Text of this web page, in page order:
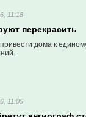
11:18
перекрасить
дома к
11:05